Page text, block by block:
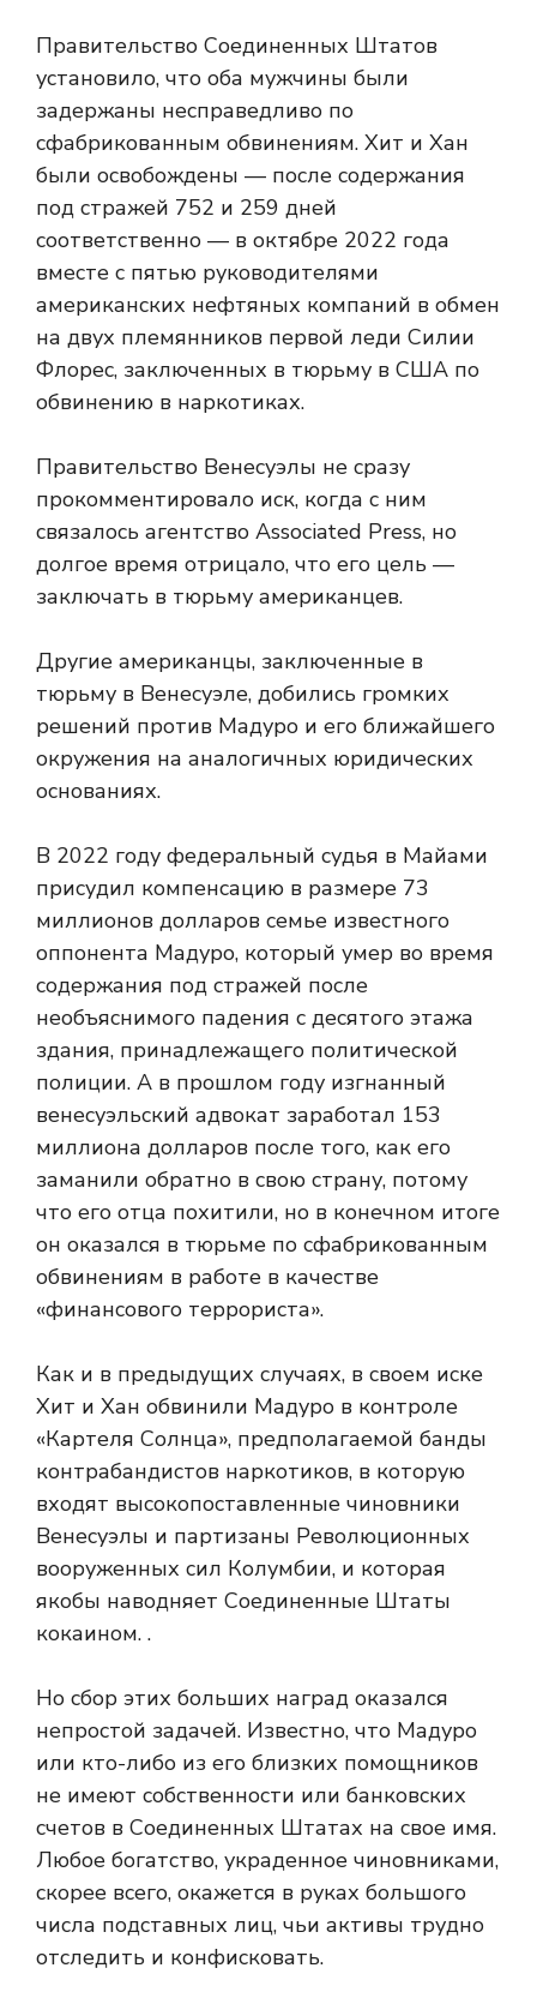
Правительство Соединенных Штатов
установило, что оба мужчины были
задержаны несправедливо по
сфабрикованным обвинениям. Хит и Хан
были освобождены — после содержания
под стражей 752 и 259 дней
соответственно — в октябре 2022 года
вместе с пятью руководителями
американских нефтяных компаний в обмен
на двух племянников первой леди Силии
Флорес, заключенных в тюрьму в США по
обвинению в наркотиках.
Правительство Венесуэлы не сразу
прокомментировало иск, когда с ним
связалось агентство Associated Press, но
долгое время отрицало, что его цель —
заключать в тюрьму американцев.
Другие американцы, заключенные в
тюрьму в Венесуэле, добились громких
решений против Мадуро и его ближайшего
окружения на аналогичных юридических
основаниях.
В 2022 году федеральный судья в Майами
присудил компенсацию в размере 73
миллионов долларов семье известного
оппонента Мадуро, который умер во время
содержания под стражей после
необъяснимого падения с десятого этажа
здания, принадлежащего политической
полиции. А в прошлом году изгнанный
венесуэльский адвокат заработал 153
миллиона долларов после того, как его
заманили обратно в свою страну, потому
что его отца похитили, но в конечном итоге
он оказался в тюрьме по сфабрикованным
обвинениям в работе в качестве
«финансового террориста».
Как и в предыдущих случаях, в своем иске
Хит и Хан обвинили Мадуро в контроле
«Картеля Солнца», предполагаемой банды
контрабандистов наркотиков, в которую
входят высокопоставленные чиновники
Венесуэлы и партизаны Революционных
вооруженных сил Колумбии, и которая
якобы наводняет Соединенные Штаты
кокаином. .
Но сбор этих больших наград оказался
непростой задачей. Известно, что Мадуро
или кто-либо из его близких помощников
не имеют собственности или банковских
счетов в Соединенных Штатах на свое имя.
Любое богатство, украденное чиновниками,
скорее всего, окажется в руках большого
числа подставных лиц, чьи активы трудно
отследить и конфисковать.